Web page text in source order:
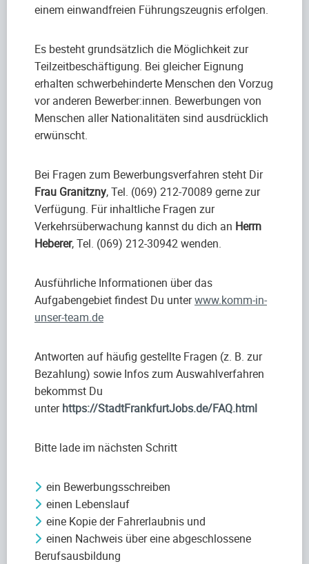
einem einwandfreien Führungszeugnis erfolgen.
Es besteht grundsätzlich die Möglichkeit zur
Teilzeitbeschäftigung. Bei gleicher Eignung
erhalten schwerbehinderte Menschen den Vorzug
vor anderen Bewerber:innen. Bewerbungen von
Menschen aller Nationalitäten sind ausdrücklich
erwünscht.
Bei Fragen zum Bewerbungsverfahren steht Dir
Frau Granitzny, Tel. (069) 212-70089 gerne zur
Verfügung. Für inhaltliche Fragen zur
Verkehrsüberwachung kannst du dich an Herrn
Heberer, Tel. (069) 212-30942 wenden.
Ausführliche Informationen über das
Aufgabengebiet findest Du unterwww.komm-in-
unser-team.de
Antworten auf häufig gestellte Fragen (z. B. zur
Bezahlung) sowie Infos zum Auswahlverfahren
bekommst Du
unterhttps://StadtFrankfurtJobs.de/FAQ.html
Bitte lade im nächsten Schritt
ein Bewerbungsschreiben
einen Lebenslauf
eine Kopie der Fahrerlaubnis und
einen Nachweis über eine abgeschlossene
Berufsausbildung